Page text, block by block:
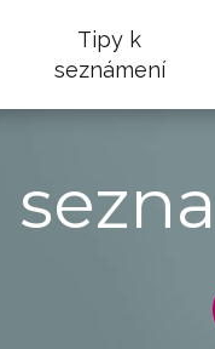
Tipy k
seznámení